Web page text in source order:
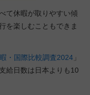
て休暇が取りやすい傾
を楽しむこともできま
・国際比較調査2024」
給日数は日本よりも10